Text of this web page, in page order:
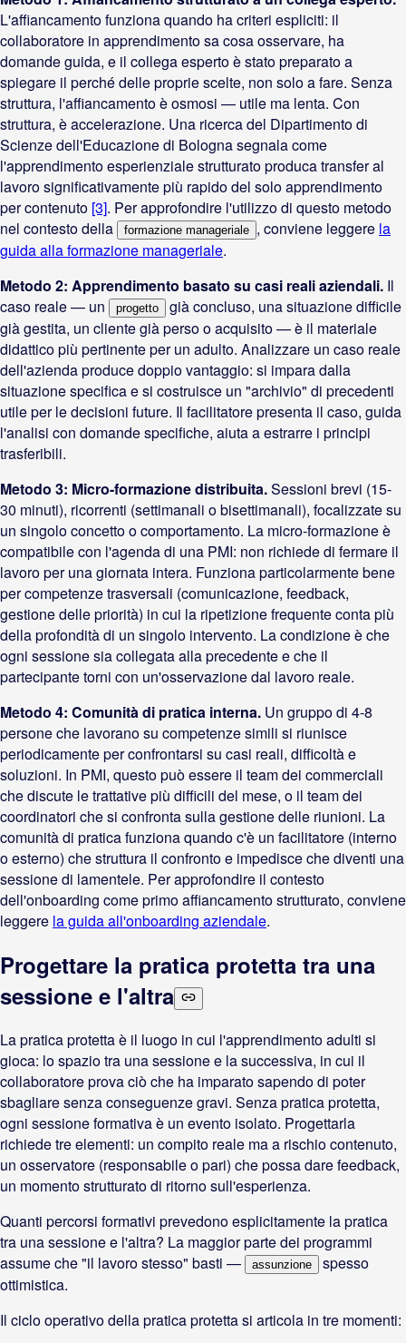
L'affiancamento funziona quando ha criteri espliciti: il
collaboratore in apprendimento sa cosa osservare, ha
domande guida, e il collega esperto è stato preparato a
spiegare il perché delle proprie scelte, non solo a fare. Senza
struttura, l'affiancamento è osmosi — utile ma lenta. Con
struttura, è accelerazione. Una ricerca del Dipartimento di
Scienze dell'Educazione di Bologna segnala come
l'apprendimento esperienziale strutturato produca transfer al
lavoro significativamente più rapido del solo apprendimento
per contenuto [3]. Per approfondire l'utilizzo di questo metodo
nel contesto della
formazione manageriale , conviene leggere la
guida alla formazione manageriale.
Metodo 2: Apprendimento basato su casi reali aziendali. Il
caso reale — un
progetto
già concluso, una situazione difficile
già gestita, un cliente già perso o acquisito — è il materiale
didattico più pertinente per un adulto. Analizzare un caso reale
dell'azienda produce doppio vantaggio: si impara dalla
situazione specifica e si costruisce un "archivio" di precedenti
utile per le decisioni future. Il facilitatore presenta il caso, guida
l'analisi con domande specifiche, aiuta a estrarre i principi
trasferibili.
Metodo 3: Micro-formazione distribuita.Sessioni brevi (15-
30 minuti), ricorrenti (settimanali o bisettimanali), focalizzate su
un singolo concetto o comportamento. La micro-formazione è
compatibile con l'agenda di una PMI: non richiede di fermare il
lavoro per una giornata intera. Funziona particolarmente bene
per competenze trasversali (comunicazione, feedback,
gestione delle priorità) in cui la ripetizione frequente conta più
della profondità di un singolo intervento. La condizione è che
ogni sessione sia collegata alla precedente e che il
partecipante torni con un'osservazione dal lavoro reale.
Metodo 4: Comunità di pratica interna. Un gruppo di 4-8
persone che lavorano su competenze simili si riunisce
periodicamente per confrontarsi su casi reali, difficoltà e
soluzioni. In PMI, questo può essere il team dei commerciali
che discute le trattative più difficili del mese, o il team dei
coordinatori che si confronta sulla gestione delle riunioni. La
comunità di pratica funziona quando c'è un facilitatore (interno
o esterno) che struttura il confronto e impedisce che diventi una
sessione di lamentele. Per approfondire il contesto
dell'onboarding come primo affiancamento strutturato, conviene
leggere la guida all'onboarding aziendale.
Progettare la pratica protetta tra una
sessione e l'altra
La pratica protetta è il luogo in cui l'apprendimento adulti si
gioca: lo spazio tra una sessione e la successiva, in cui il
collaboratore prova ciò che ha imparato sapendo di poter
sbagliare senza conseguenze gravi. Senza pratica protetta,
ogni sessione formativa è un evento isolato. Progettarla
richiede tre elementi: un compito reale ma a rischio contenuto,
un osservatore (responsabile o pari) che possa dare feedback,
un momento strutturato di ritorno sull'esperienza.
Quanti percorsi formativi prevedono esplicitamente la pratica
tra una sessione e l'altra? La maggior parte dei programmi
assume che "il lavoro stesso" basti —
assunzione
spesso
ottimistica.
Il ciclo operativo della pratica protetta si articola in tre momenti: